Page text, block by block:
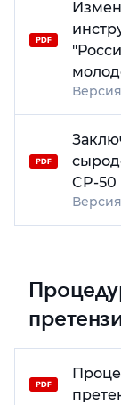
CP-50